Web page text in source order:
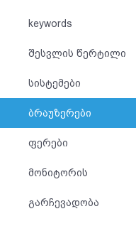
სალიცენზიო
შეთანხმება
პასუხისმგებლობის
უარყოფა
keywords
შესვლის წერტილი
სისტემები
ბრაუზერები
ფერები
მონიტორის
გარჩევადობა